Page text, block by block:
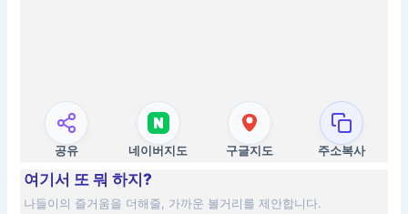
공유 네이버지도 구글지도 주소복사
여기서 또 뭐 하지?
나들이의 즐거움을 더해줄, 가까운 볼거리를 제안합니다.